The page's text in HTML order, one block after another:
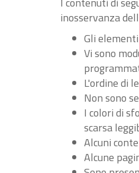
inosservanza
Gli
Vi sono
L'ordine di
Non sono
I colori di
scarsa
Alcuni
Alcune